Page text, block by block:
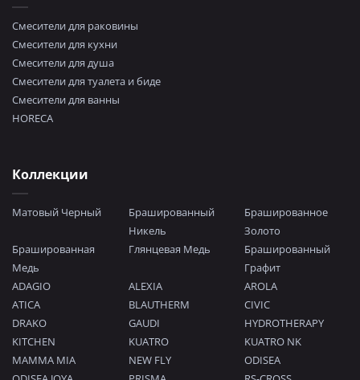
Смесители для раковины
Смесители для кухни
Смесители для душа
Смесители для туалета и биде
Смесители для ванны
HORECA
Коллекции
Матовый Черный
Брашированный
Никель
Брашированное
Золото
Брашированная
Медь
Глянцевая Медь
Брашированный
Графит
ADAGIO
ALEXIA
AROLA
ATICA
BLAUTHERM
CIVIC
DRAKO
GAUDI
HYDROTHERAPY
KITCHEN
KUATRO
KUATRO NK
MAMMA MIA
NEW FLY
ODISEA